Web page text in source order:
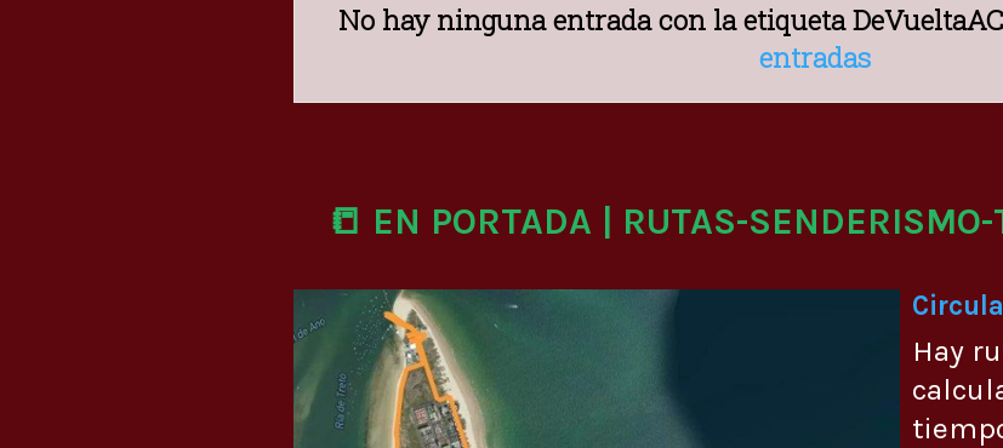
No hay ninguna entrada con la etiqueta
entradas
📒 EN PORTADA | RUTAS-
Hay